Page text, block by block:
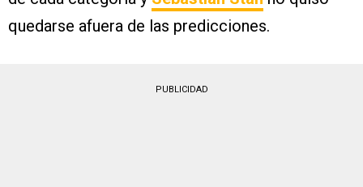
quedarse afuera de las predicciones.
PUBLICIDAD